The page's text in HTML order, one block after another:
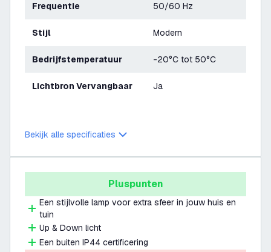
Frequentie 50/60 Hz
Stijl Modern
Bedrijfstemperatuur -20°C tot 50°C
Lichtbron Vervangbaar Ja
Bekijk alle specificaties
Pluspunten
Een stijlvolle lamp voor extra sfeer in jouw huis en
tuin
Up & Down licht
Een buiten IP44 certificering